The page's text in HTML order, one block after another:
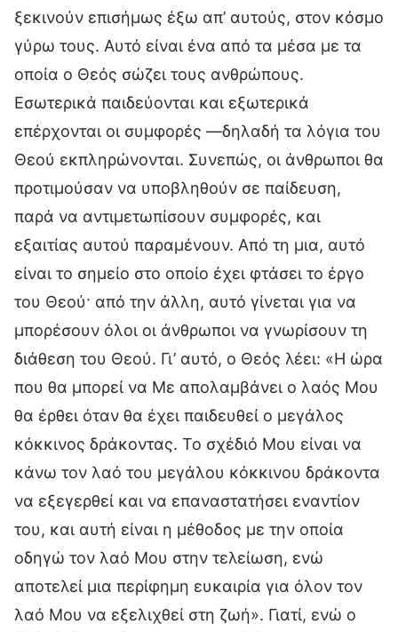
ξεκινούν επισήμως έξω απ’ αυτούς, στον κόσμο
γύρω τους. Αυτό είναι ένα από τα μέσα με τα
οποία ο Θεός σώζει τους ανθρώπους.
Εσωτερικά παιδεύονται και εξωτερικά
επέρχονται οι συμφορές —δηλαδή τα λόγια του
Θεού εκπληρώνονται. Συνεπώς, οι άνθρωποι θα
προτιμούσαν να υποβληθούν σε παίδευση,
παρά να αντιμετωπίσουν συμφορές, και
εξαιτίας αυτού παραμένουν. Από τη μια, αυτό
είναι το σημείο στο οποίο έχει φτάσει το έργο
του Θεού· από την άλλη, αυτό γίνεται για να
μπορέσουν όλοι οι άνθρωποι να γνωρίσουν τη
διάθεση του Θεού. Γι’ αυτό, ο Θεός λέει: «Η ώρα
που θα μπορεί να Με απολαμβάνει ο λαός Μου
θα έρθει όταν θα έχει παιδευθεί ο μεγάλος
κόκκινος δράκοντας. Το σχέδιό Μου είναι να
κάνω τον λαό του μεγάλου κόκκινου δράκοντα
να εξεγερθεί και να επαναστατήσει εναντίον
του, και αυτή είναι η μέθοδος με την οποία
οδηγώ τον λαό Μου στην τελείωση, ενώ
αποτελεί μια περίφημη ευκαιρία για όλον τον
λαό Μου να εξελιχθεί στη ζωή». Γιατί, ενώ ο